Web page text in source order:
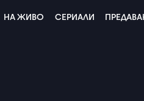
НА ЖИВО СЕРИАЛИ